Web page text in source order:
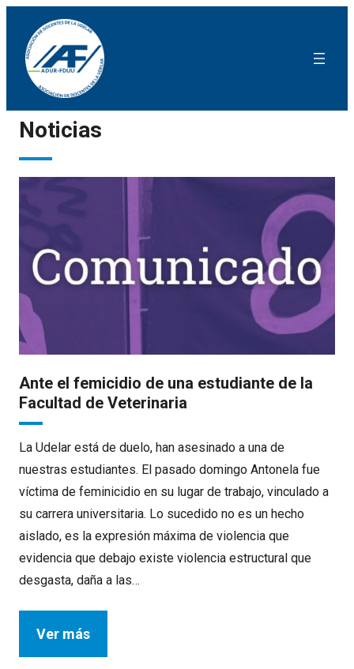
Noticias
Ante el femicidio de una estudiante de la
Facultad de Veterinaria
La Udelar está de duelo, han asesinado a una de
nuestras estudiantes. El pasado domingo Antonela fue
víctima de feminicidio en su lugar de trabajo, vinculado a
su carrera universitaria. Lo sucedido no es un hecho
aislado, es la expresión máxima de violencia que
evidencia que debajo existe violencia estructural que
desgasta, daña a las…
Ver más